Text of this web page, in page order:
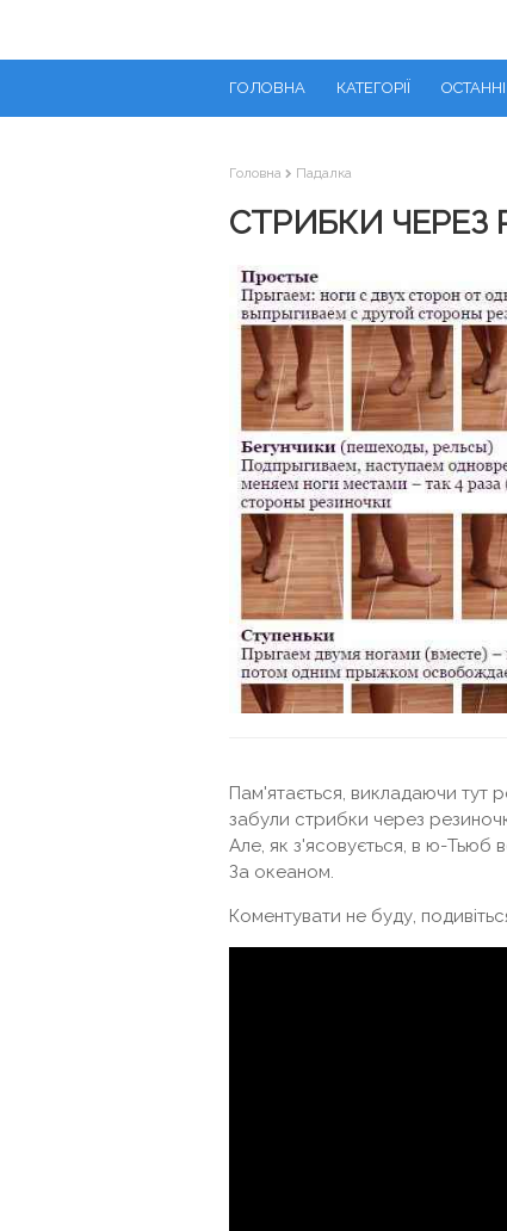
ГОЛОВНА КАТЕГОРІЇ ОСТАННІ
Головна Падалка
СТРИБКИ ЧЕРЕЗ
Пам'ятається, викладаючи тут
забули стрибки через
Але, як з'ясовується, в ю-Тьюб
За океаном.
Коментувати не буду,